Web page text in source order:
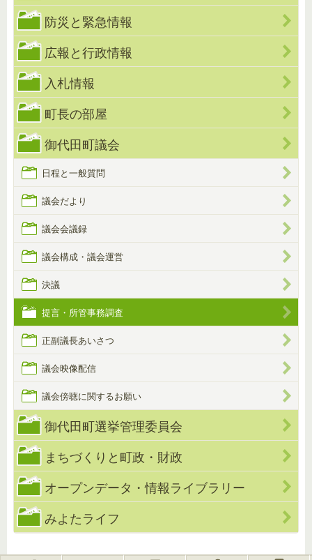
防災と緊急情報
広報と行政情報
入札情報
町長の部屋
御代田町議会
日程と一般質問
議会だより
議会会議録
議会構成・議会運営
決議
提言・所管事務調査
正副議長あいさつ
議会映像配信
議会傍聴に関するお願い
御代田町選挙管理委員会
まちづくりと町政・財政
オープンデータ・情報ライブラリー
みよたライフ